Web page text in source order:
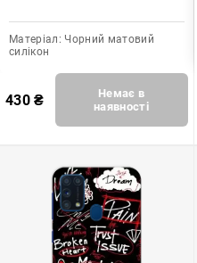
Матеріал: Чорний матовий
силікон
430₴
Немає в
наявності